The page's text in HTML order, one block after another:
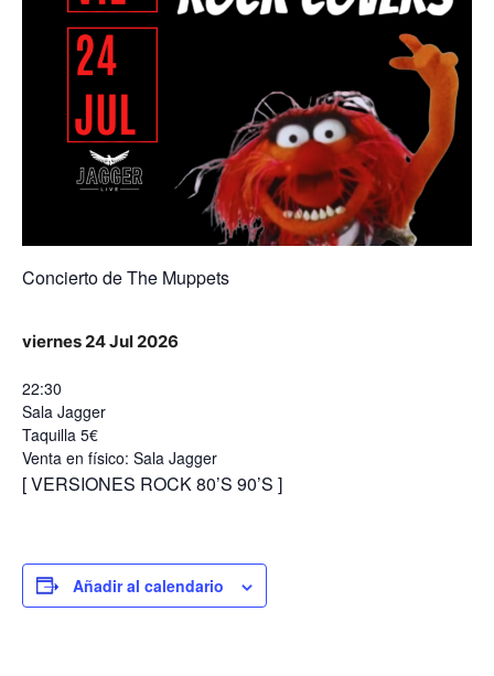
Concierto de The Muppets
viernes 24 Jul 2026
22:30
Sala Jagger
Taquilla 5€
Venta en físico: Sala Jagger
[ VERSIONES ROCK 80’S 90’S ]
Añadir al calendario